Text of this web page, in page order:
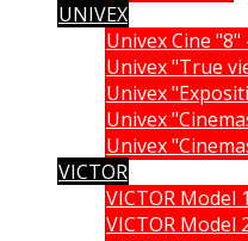
UNIVEX
Univex Cine
Univex "True
Univex
Univex
Univex
VICTOR
VICTOR Model 1
VICTOR Model